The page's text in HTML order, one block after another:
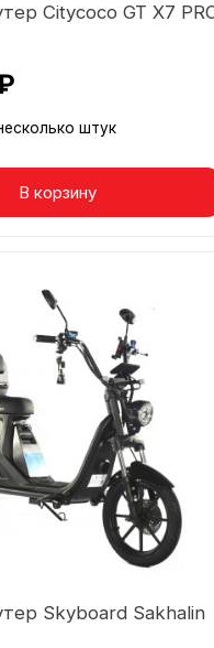
в корзине
Citycoco GT X7
штук
В корзину
Skyboard Sakhalin